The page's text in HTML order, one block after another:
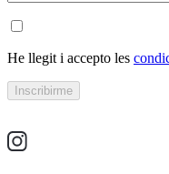
He llegit i accepto les